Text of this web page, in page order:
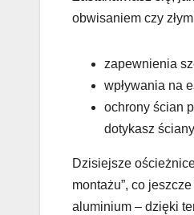
obwisaniem czy
zapewnienia
wpływania na
ochrony ścian
dotykasz
Dzisiejsze
montażu”, co
aluminium – dzięki